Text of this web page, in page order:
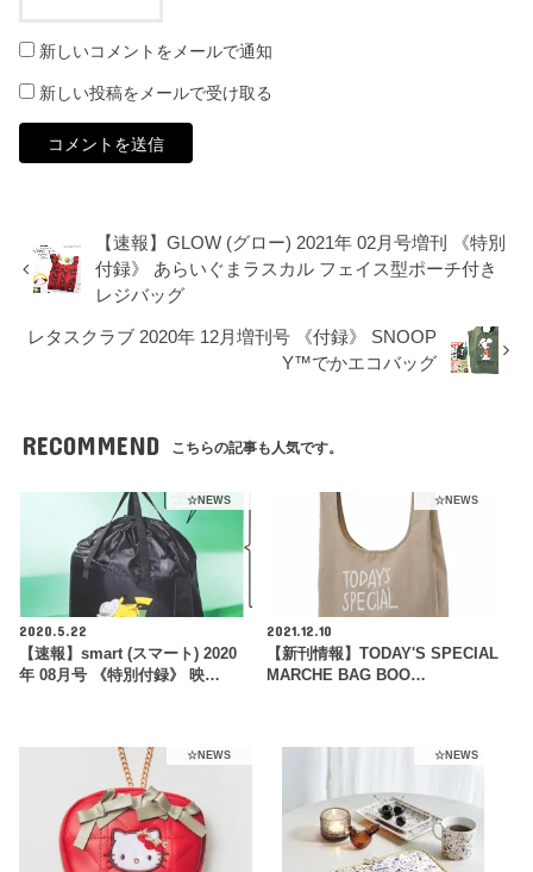
新しいコメントをメールで通知
新しい投稿をメールで受け取る
【速報】GLOW (グロー) 2021年 02月号増刊 《特別
付録》 あらいぐまラスカル フェイス型ポーチ付き
レジバッグ
レタスクラブ 2020年 12月増刊号 《付録》 SNOOP
Y™でかエコバッグ
RECOMMEND こちらの記事も人気です。
☆NEWS
2020.5.22
【速報】smart (スマート) 2020
年 08月号 《特別付録》 映…
☆NEWS
2021.12.10
【新刊情報】TODAY'S SPECIAL
MARCHE BAG BOO…
☆NEWS ☆NEWS